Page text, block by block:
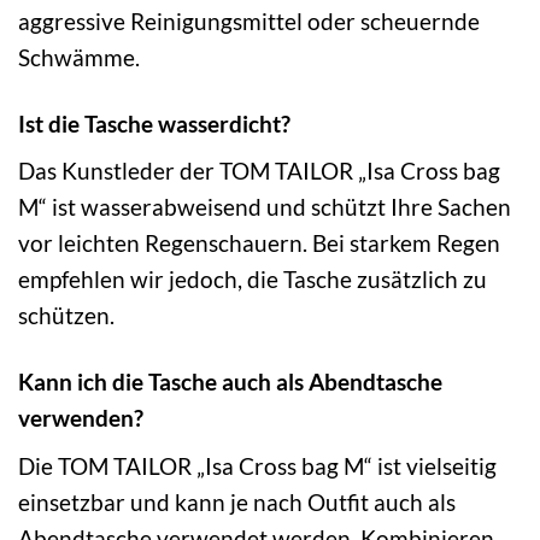
aggressive Reinigungsmittel oder scheuernde
Schwämme.
Ist die Tasche wasserdicht?
Das Kunstleder der TOM TAILOR „Isa Cross bag
M“ ist wasserabweisend und schützt Ihre Sachen
vor leichten Regenschauern. Bei starkem Regen
empfehlen wir jedoch, die Tasche zusätzlich zu
schützen.
Kann ich die Tasche auch als Abendtasche
verwenden?
Die TOM TAILOR „Isa Cross bag M“ ist vielseitig
einsetzbar und kann je nach Outfit auch als